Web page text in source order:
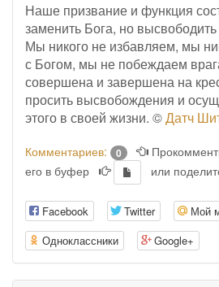
Наше призвание и функция
заменить Бога, но высвободить
Мы никого не избавляем, мы
с Богом, мы не побеждаем
совершена и завершена на
просить высвобождения и
этого в своей жизни. ©Датч
Комментариев: 0
его в буфер
или
Facebook Twitter Мой
Одноклассники
Google+